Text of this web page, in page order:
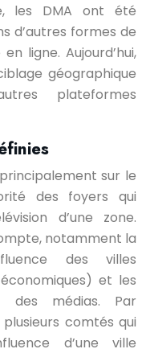
les DMA ont été
d’autres formes de
ligne. Aujourd’hui,
géographique
plateformes
sur le
des foyers qui
d’une zone.
notamment la
des villes
et les
des médias. Par
comtés qui
d’une ville